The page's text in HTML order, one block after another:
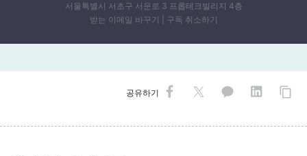
서울특별시 서초구 서운로 3 프롭테크빌리지 4층
받는 이메일 바꾸기
구독 취소하기
공유하기